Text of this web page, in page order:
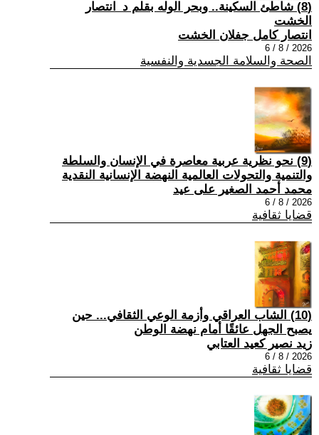
(8) شاطئ السكينة.. وبحر الوله بقلم د_انتصار
الخشت
انتصار كامل جفلان الخشت
2026 / 8 / 6
الصحة والسلامة الجسدية والنفسية
(9) نحو نظرية عربية معاصرة في الإنسان والسلطة
والتنمية والتحولات العالمية النهضة الإنسانية النقدية
محمد أحمد الصغير على عيد
2026 / 8 / 6
قضايا ثقافية
(10) الشاب العراقي وأزمة الوعي الثقافي... حين
يصبح الجهل عائقًا أمام نهضة الوطن
زيد نصير كعيد العتابي
2026 / 8 / 6
قضايا ثقافية